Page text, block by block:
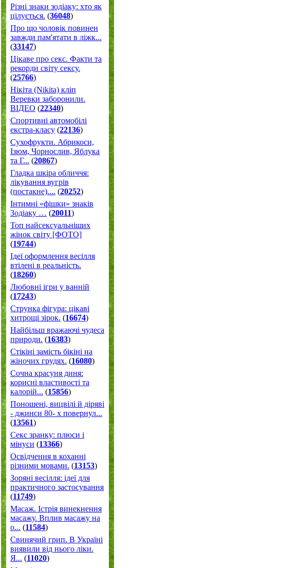
Різні знаки зодіаку: хто як
цілується. (36048)
Про що чоловік повинен
завжди пам'ятати в ліжк...
(33147)
Цікаве про секс. Факти та
рекорди світу сексу.
(25766)
Нікіта (Nikita) кліп
Веревки заборонили.
ВІДЕО (22340)
Спортивні автомобілі
екстра-класу (22136)
Cухофрукти. Абрикоси,
Ізюм, Чорнослив, Яблука
та Г... (20867)
Гладка шкіра обличчя:
лікування вугрів
(постакне).... (20252)
Інтимні «фішки» знаків
Зодіаку … (20011)
Топ найсексуальніших
жінок світу [ФОТО]
(19744)
Ідеї оформлення весілля
втілені в реальність.
(18260)
Любовні ігри у ванній
(17243)
Струнка фігура: цікаві
хитрощі зірок. (16674)
Найбільш вражаючі чудеса
природи. (16383)
Стікіні замість бікіні на
жіночих грудях. (16080)
Сочна красуня диня:
корисні властивості та
калорій... (15856)
Поношені, вицвілі й діряві
- джинси 80- х повернул...
(13561)
Секс зранку: плюси і
мінуси (13366)
Освідчення в коханні
різними мовами. (13153)
Зоряні весілля: ідеї для
практичного застосування
(11749)
Масаж. Істрія винекнення
масажу. Вплив масажу на
о... (11584)
Свинячий грип. В Україні
виявили від нього ліки.
Я... (11020)